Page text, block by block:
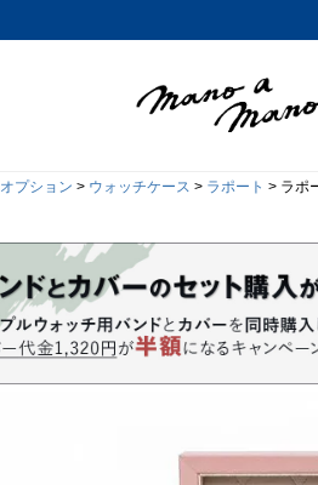
オプション ウォッチケース ラポート ラポ